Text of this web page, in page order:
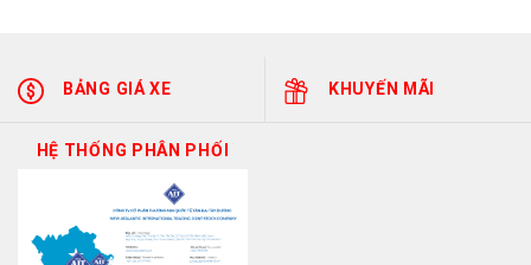
BẢNG GIÁ XE KHUYẾN MÃI
HỆ THỐNG PHÂN PHỐI